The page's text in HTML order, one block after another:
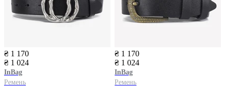
₴ 1 170
₴ 1 024
InBag
Ремень
₴ 1 170
₴ 1 024
InBag
Ремень